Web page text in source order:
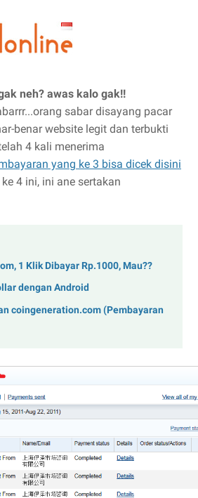
neh? awas kalo gak!!
sabar disayang pacar
benar website legit dan terbukti
4 kali menerima
yang ke 3 bisa dicek disini
4 ini, ini ane sertakan
1 Klik Dibayar Rp.1000, Mau??
dengan Android
coingeneration.com (Pembayaran